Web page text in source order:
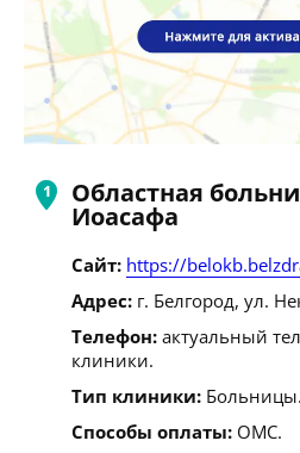
Областная
Иоасафа
Сайт: https://
Адрес: г. Белгород, ул.
Телефон: актуальный
клиники.
Тип клиники: Больницы.
Способы оплаты: ОМС.